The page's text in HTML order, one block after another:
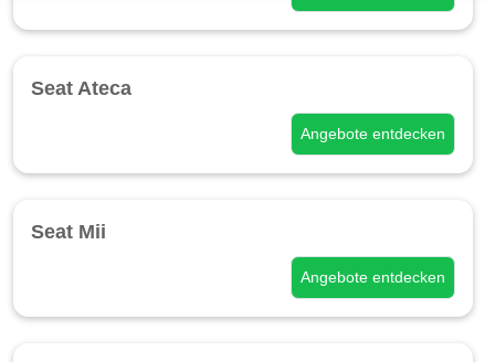
Seat Ateca
Angebote entdecken
Seat Mii
Angebote entdecken